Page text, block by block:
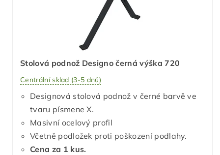
Stolová podnož Designo černá výška 720
Centrální sklad (3-5 dnů)
Designová stolová podnož v černé barvě ve
tvaru písmene X.
Masivní ocelový profil
Včetně podložek proti poškození podlahy.
Cena za 1 kus.